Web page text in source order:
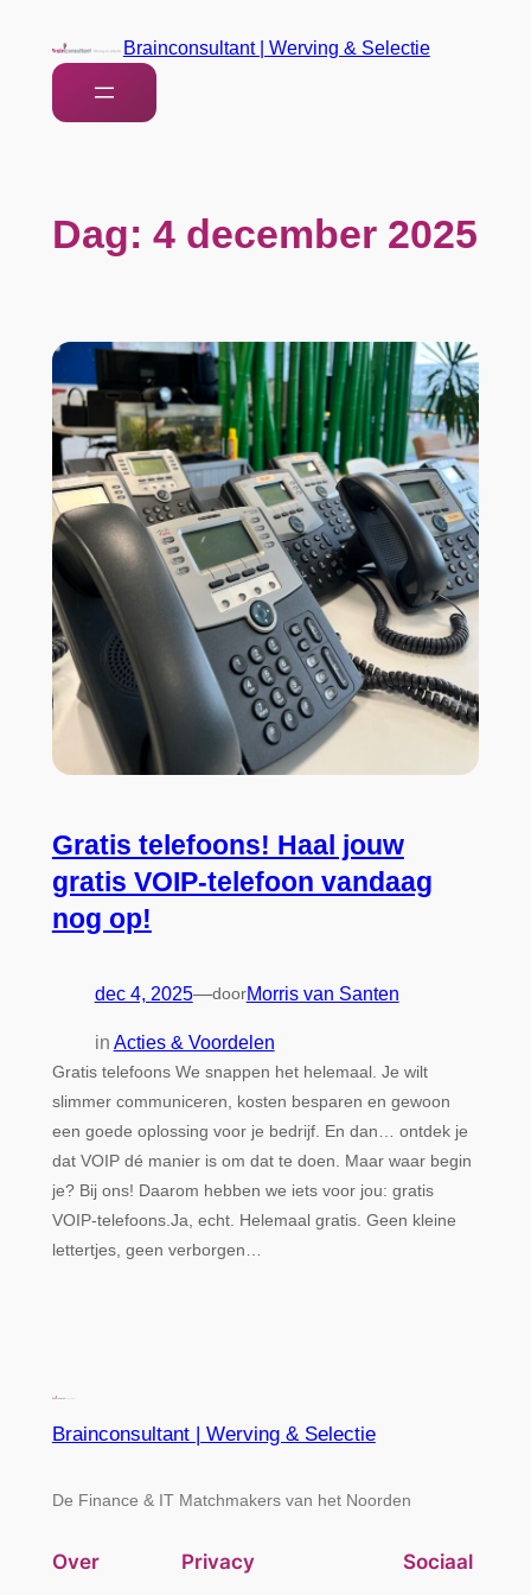
Brainconsultant | Werving & Selectie
Dag: 4 december 2025
Gratis telefoons! Haal jouw
gratis VOIP-telefoon vandaag
nog op!
dec 4, 2025—doorMorris van Santen
in Acties & Voordelen
Gratis telefoons We snappen het helemaal. Je wilt
slimmer communiceren, kosten besparen en gewoon
een goede oplossing voor je bedrijf. En dan… ontdek je
dat VOIP dé manier is om dat te doen. Maar waar begin
je? Bij ons! Daarom hebben we iets voor jou: gratis
VOIP-telefoons.Ja, echt. Helemaal gratis. Geen kleine
lettertjes, geen verborgen…
Brainconsultant | Werving & Selectie
De Finance & IT Matchmakers van het Noorden
Over Privacy Sociaal